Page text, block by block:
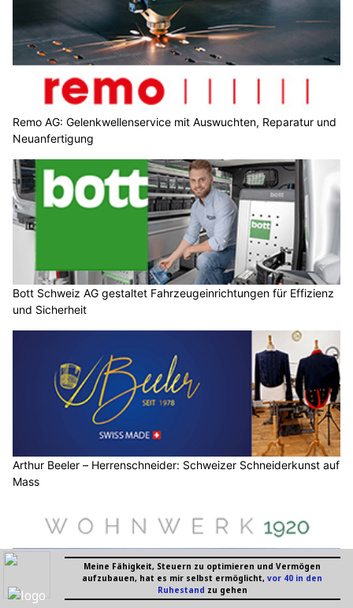
Remo AG: Gelenkwellenservice mit Auswuchten, Reparatur und
Neuanfertigung
Bott Schweiz AG gestaltet Fahrzeugeinrichtungen für Effizienz
und Sicherheit
Arthur Beeler – Herrenschneider: Schweizer Schneiderkunst auf
Mass